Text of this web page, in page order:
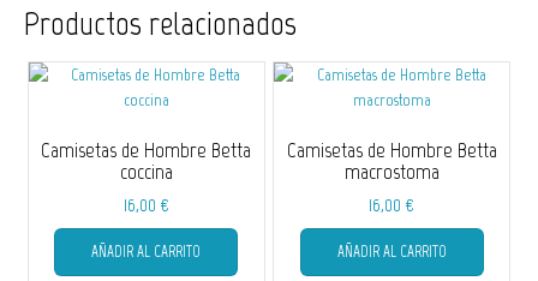
Productos relacionados
Camisetas de Hombre Betta
coccina
16,00 €
AÑADIR AL CARRITO
Este
Camisetas de Hombre Betta
macrostoma
16,00 €
AÑADIR AL CARRITO
Este